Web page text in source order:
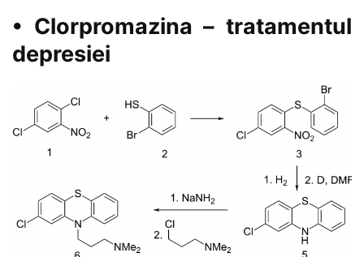
• Clorpromazina – tratamentul
depresiei